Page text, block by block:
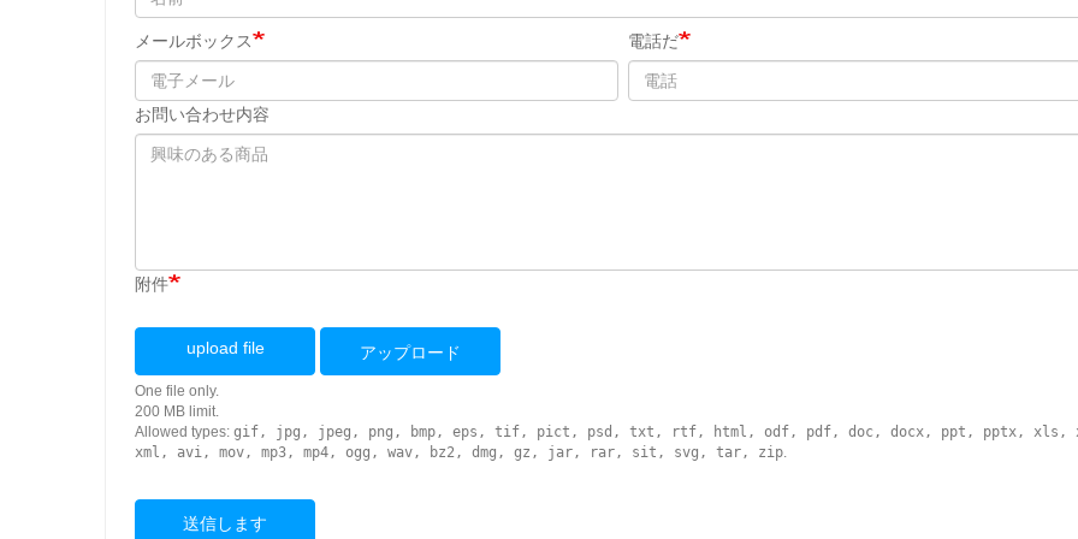
メールボックス 電話だ
お問い合わせ内容
附件
upload file アップロード
One file only.
200 MB limit.
Allowed types: gif, jpg, jpeg, png, bmp, eps, tif, pict, psd, txt, rtf, html, odf, pdf, doc, docx, ppt, pptx, xls,
xml, avi, mov, mp3, mp4, ogg, wav, bz2, dmg, gz, jar, rar, sit, svg, tar, zip
送信します